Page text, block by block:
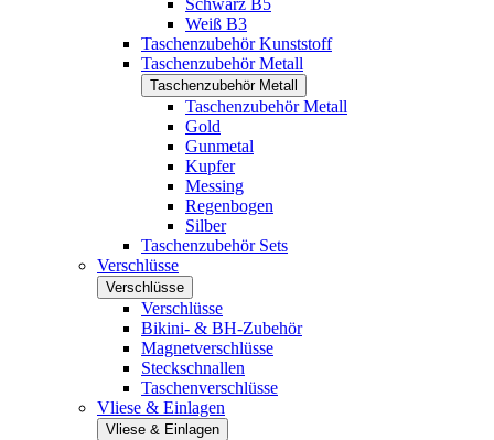
Schwarz B5
Weiß B3
Taschenzubehör Kunststoff
Taschenzubehör Metall
Taschenzubehör Metall
Taschenzubehör Metall
Gold
Gunmetal
Kupfer
Messing
Regenbogen
Silber
Taschenzubehör Sets
Verschlüsse
Verschlüsse
Verschlüsse
Bikini- & BH-Zubehör
Magnetverschlüsse
Steckschnallen
Taschenverschlüsse
Vliese & Einlagen
Vliese & Einlagen